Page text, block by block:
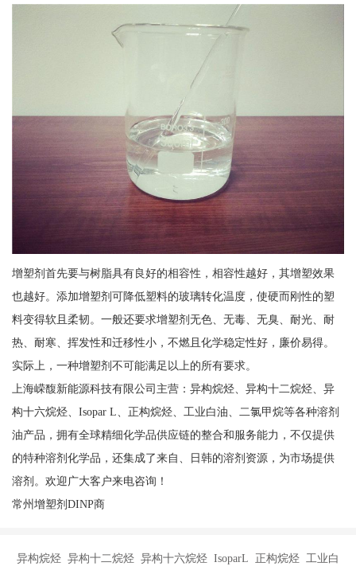
增塑剂首先要与树脂具有良好的相容性，相容性越好，其增塑效果
也越好。添加增塑剂可降低塑料的玻璃转化温度，使硬而刚性的塑
料变得软且柔韧。一般还要求增塑剂无色、无毒、无臭、耐光、耐
热、耐寒、挥发性和迁移性小，不燃且化学稳定性好，廉价易得。
实际上，一种增塑剂不可能满足以上的所有要求。
上海嵘馥新能源科技有限公司主营：异构烷烃、异构十二烷烃、异
构十六烷烃、Isopar L、正构烷烃、工业白油、二氯甲烷等各种溶剂
油产品，拥有全球精细化学品供应链的整合和服务能力，不仅提供
的特种溶剂化学品，还集成了来自、日韩的溶剂资源，为市场提供
溶剂。欢迎广大客户来电咨询！
常州增塑剂DINP商
异构烷烃 异构十二烷烃 异构十六烷烃 IsoparL 正构烷烃 工业白